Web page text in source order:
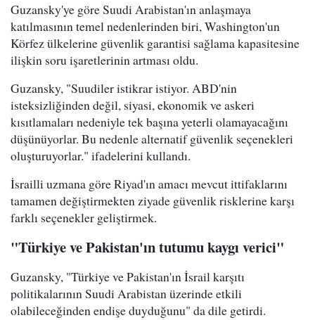
Guzansky'ye göre Suudi Arabistan'ın anlaşmaya
katılmasının temel nedenlerinden biri, Washington'un
Körfez ülkelerine güvenlik garantisi sağlama kapasitesine
ilişkin soru işaretlerinin artması oldu.
Guzansky, "Suudiler istikrar istiyor. ABD'nin
isteksizliğinden değil, siyasi, ekonomik ve askeri
kısıtlamaları nedeniyle tek başına yeterli olamayacağını
düşünüyorlar. Bu nedenle alternatif güvenlik seçenekleri
oluşturuyorlar." ifadelerini kullandı.
İsrailli uzmana göre Riyad'ın amacı mevcut ittifaklarını
tamamen değiştirmekten ziyade güvenlik risklerine karşı
farklı seçenekler geliştirmek.
"Türkiye ve Pakistan'ın tutumu kaygı verici"
Guzansky, "Türkiye ve Pakistan'ın İsrail karşıtı
politikalarının Suudi Arabistan üzerinde etkili
olabileceğinden endişe duyduğunu" da dile getirdi.